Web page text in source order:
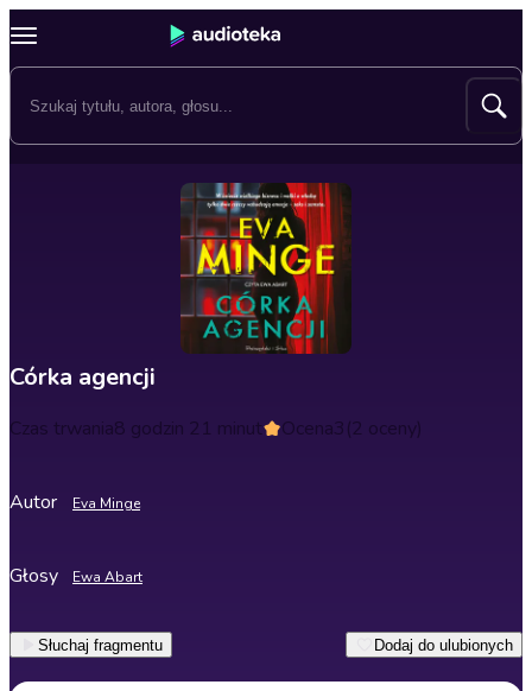
Córka agencji
Czas trwania8 godzin 21 minut Ocena3(2 oceny)
Autor Eva Minge
Głosy Ewa Abart
Słuchaj fragmentu Dodaj do ulubionych